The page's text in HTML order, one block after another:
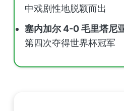
中戏剧性地脱颖而出
塞内加尔 4-0 毛里塔尼
第四次夺得世界杯冠军